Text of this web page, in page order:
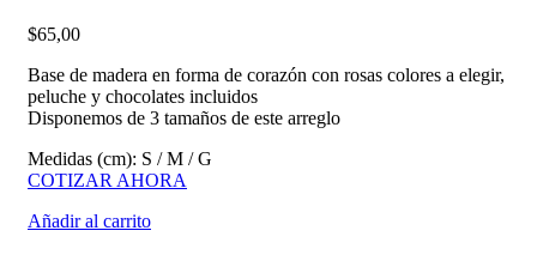
$65,00
Base de madera en forma de corazón con rosas colores a elegir,
peluche y chocolates incluidos
Disponemos de 3 tamaños de este arreglo
Medidas (cm): S / M / G
COTIZAR AHORA
Añadir al carrito